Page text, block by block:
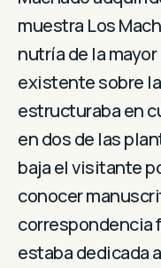
muestra Los
nutría de la
existente sobre
estructuraba en
en dos de las
baja el visitante
conocer
correspondencia
estaba dedicada